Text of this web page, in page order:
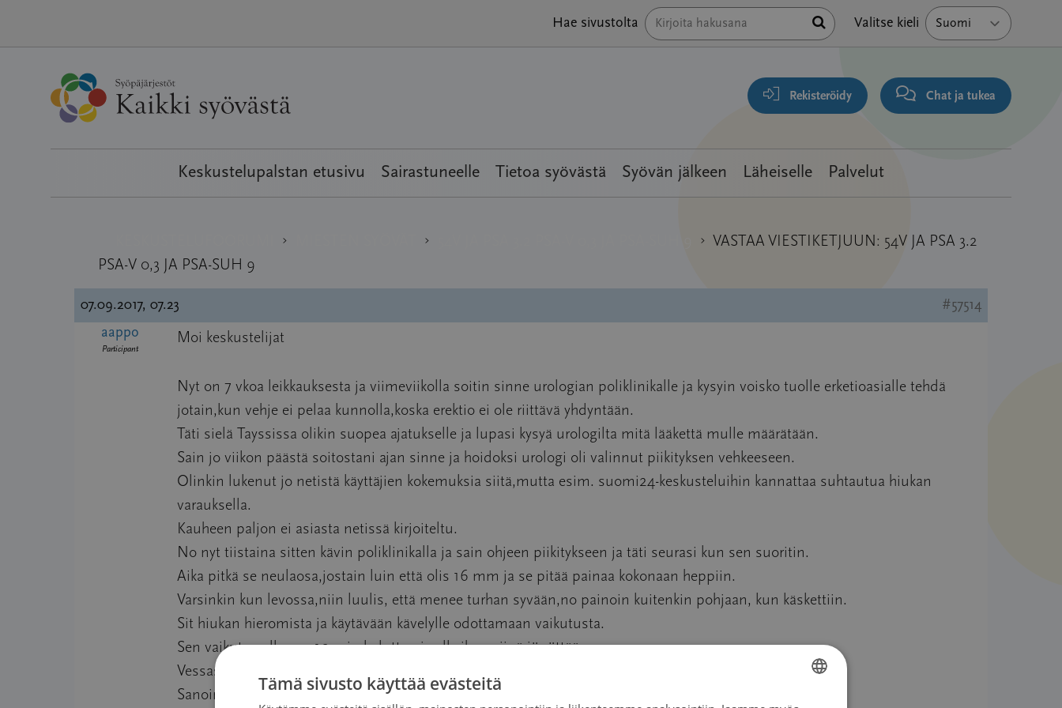
Hae sivustolta Hae Valitse kieli
sisältöön
Rekisteröidy Chat ja tukea
Keskustelupalstan etusivu Sairastuneelle Tietoa syövästä Syövän jälkeen Läheiselle Palvelut
› › › VASTAA VIESTIKETJUUN: 54V JA PSA 3.2
PSA-V 0,3 JA PSA-SUH 9
07.09.2017, 07.23
#57514
aappo
Participant
Moi keskustelijat
Nyt on 7 vkoa leikkauksesta ja viimeviikolla soitin sinne urologian poliklinikalle ja kysyin voisko tuolle erketioasialle tehdä
jotain,kun vehje ei pelaa kunnolla,koska erektio ei ole riittävä yhdyntään.
Täti sielä Tayssissa olikin suopea ajatukselle ja lupasi kysyä urologilta mitä lääkettä mulle määrätään.
Sain jo viikon päästä soitostani ajan sinne ja hoidoksi urologi oli valinnut piikityksen vehkeeseen.
Olinkin lukenut jo netistä käyttäjien kokemuksia siitä,mutta esim. suomi24-keskusteluihin kannattaa suhtautua hiukan
varauksella.
Kauheen paljon ei asiasta netissä kirjoiteltu.
No nyt tiistaina sitten kävin poliklinikalla ja sain ohjeen piikitykseen ja täti seurasi kun sen suoritin.
Aika pitkä se neulaosa,jostain luin että olis 16 mm ja se pitää painaa kokonaan heppiin.
Varsinkin kun levossa,niin luulis, että menee turhan syvään,no painoin kuitenkin pohjaan, kun käskettiin.
Sit hiukan hieromista ja käytävään kävelylle odottamaan vaikutusta.
Sen vaikutus alkaa n. 10 min kuluttua ja alkoihan siinä jöpöttää.
Vessassa koikeilin kovuutta ja vartin päästä menin tädin luo kertomaan vaikutuksista.
Sanoin hänelle,että tuolla kyllä jo hommia pystyy hoitelemaan, niin sain luvan lähteä kotiin.
Tämä sivusto käyttää evästeitä